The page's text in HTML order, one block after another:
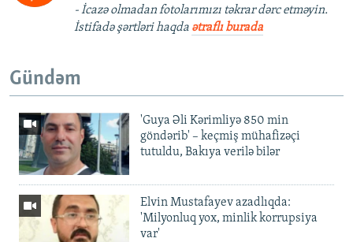
- İcazə olmadan fotolarımızı təkrar dərc etməyin.
İstifadə şərtləri haqda ətraflı burada
Gündəm
'Guya Əli Kərimliyə 850 min
göndərib' – keçmiş mühafizəçi
tutuldu, Bakıya verilə bilər
Elvin Mustafayev azadlıqda:
'Milyonluq yox, minlik korrupsiya
var'